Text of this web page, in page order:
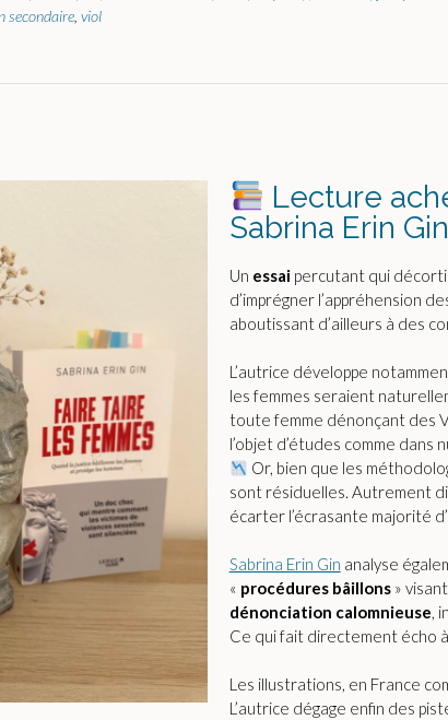
secondaire viol
Lecture
Sabrina Erin Gin
Un essaipercutant qui
d’imprégner l’appréhension
aboutissant d’ailleurs à des
L’autrice développe
les femmes seraient
toute femme dénonçant des
l’objet d’études comme dans
Or, bien que les
sont résiduelles. Autrement
écarter l’écrasante majorité
Sabrina Erin Gin analyse
« procédures bâillons»
dénonciation calomnieuse,
Ce qui fait directement écho
Les illustrations, en France
L’autrice dégage enfin des